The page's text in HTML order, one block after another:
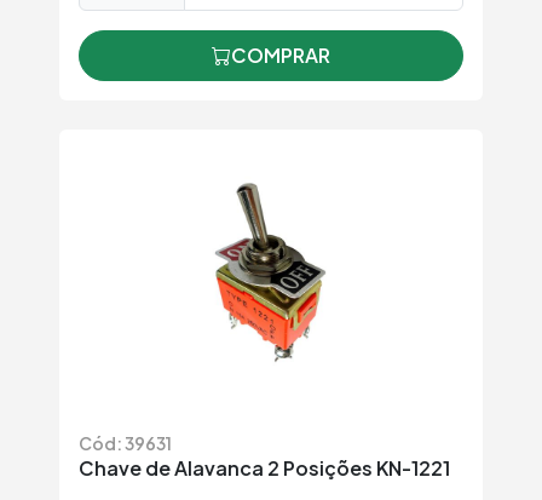
COMPRAR
Cód: 39631
Chave de Alavanca 2 Posições KN-1221